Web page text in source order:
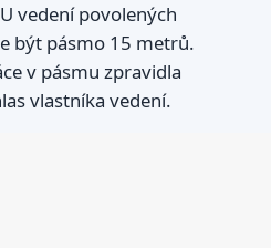
vedení povolených
být pásmo 15 metrů.
v pásmu zpravidla
vlastníka vedení.